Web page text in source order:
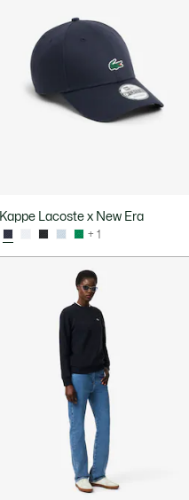
Kappe Lacoste x New Era
+ 1